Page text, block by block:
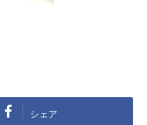
シェア